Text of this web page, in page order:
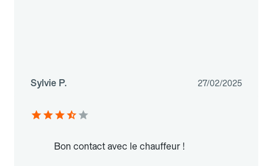
Sylvie P. 27/02/2025
Bon contact avec le chauffeur !